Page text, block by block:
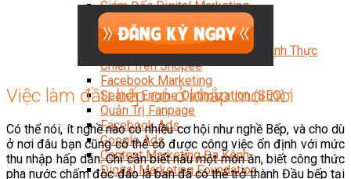
Giám Đốc Digital Marketing
Chuyên Viên Social Media
Tiktok Marketing – Tiktok Ads
Thương Mại Điện Tử – Kinh Doanh Thực
Chiến Trên Shopee
Facebook Marketing
Search Engine Optimization (SEO)
Quản Trị Fanpage
Facebook Ads
Google Ads
Content Marketing Đa Kênh
Digital Marketing Foundation
Việc làm đầu bếp có ở khắp mọi nơi
Có thể nói, ít nghề nào có nhiều cơ hội như nghề Bếp, và cho dù
ở nơi đâu bạn cũng có thể có được công việc ổn định với mức
thu nhập hấp dẫn. Chỉ cần biết nấu một món ăn, biết công thức
pha nước chấm độc đáo là bạn đã có thể trở thành Đầu bếp tại